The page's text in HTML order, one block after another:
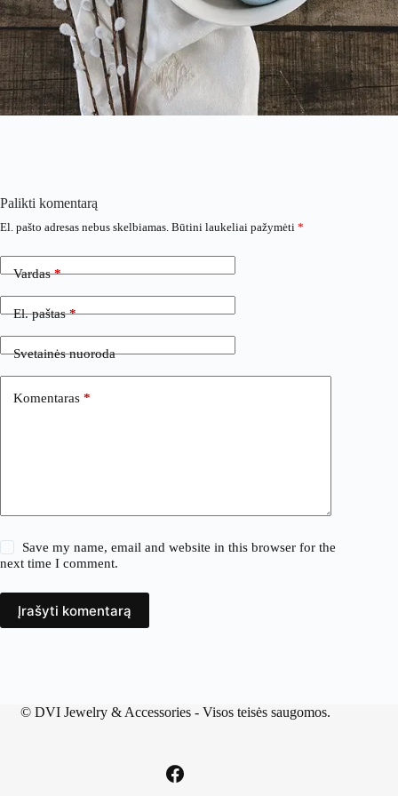
Palikti komentarą
El. pašto adresas nebus skelbiamas. Būtini laukeliai pažymėti *
Vardas*
El. paštas*
Svetainės nuoroda
Komentaras *
Save my name, email and website in this browser for the
next time I comment.
Įrašyti komentarą
© DVI Jewelry & Accessories- Visos teisės saugomos.